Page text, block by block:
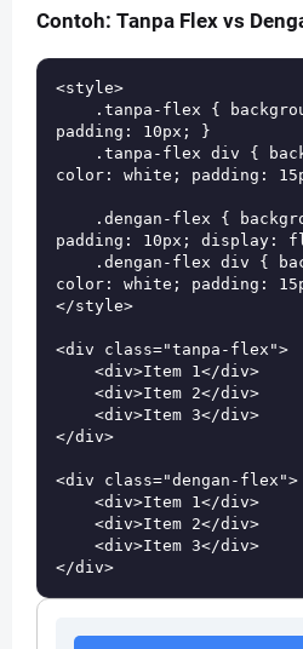
Contoh: Tanpa Flex vs
<style>
padding: 10px; }
color: white; padding:
padding: 10px; display:
color: white; padding:
</style>
<div class="tanpa-flex">
</div>
<div class="dengan-flex">